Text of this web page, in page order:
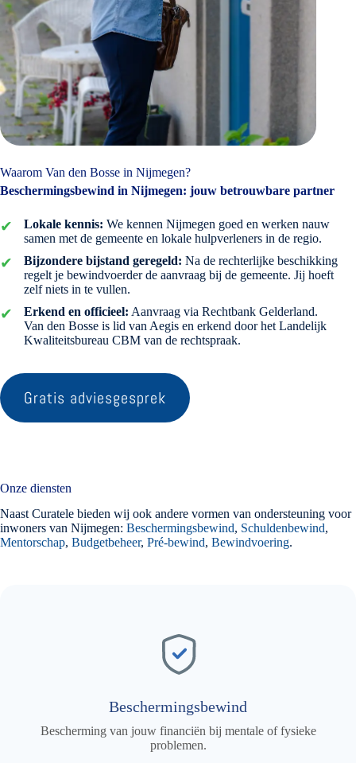
Waarom Van den Bosse in Nijmegen?
Beschermingsbewind in Nijmegen: jouw betrouwbare partner
Lokale kennis: We kennen Nijmegen goed en werken nauw
samen met de gemeente en lokale hulpverleners in de regio.
Bijzondere bijstand geregeld: Na de rechterlijke beschikking
regelt je bewindvoerder de aanvraag bij de gemeente. Jij hoeft
zelf niets in te vullen.
Erkend en officieel: Aanvraag via Rechtbank Gelderland.
Van den Bosse is lid van Aegis en erkend door het Landelijk
Kwaliteitsbureau CBM van de rechtspraak.
Gratis adviesgesprek
Onze diensten
Naast Curatele bieden wij ook andere vormen van ondersteuning voor
inwoners van Nijmegen: Beschermingsbewind, Schuldenbewind,
Mentorschap, Budgetbeheer, Pré-bewind, Bewindvoering.
Beschermingsbewind
Bescherming van jouw financiën bij mentale of fysieke
problemen.